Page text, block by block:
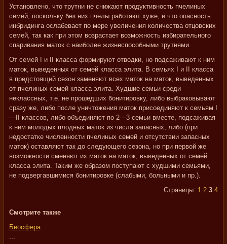
Установлено, что трутни не снижают продуктивность пчелиных
семей, поскольку без них пчелы работают хуже, и что опасность
инбридинга ослабевает по мере увеличения количества отцовских
семей, так как при этом возрастает возможность избирательного
спаривания маток с наиболее жизнеспособными трутнями.
От семей I и II класса формируют отводки, но подсаживают к ним
маток, выведенных от семей класса элита. В семьях I и II класса
в предстоящий сезон заменяют всех маток на маток, выведенных
от пчелиных семей класса элита. Худшие семьи среди
неклассных, т.е. не прошедших бонитировку, либо выбраковывают
сразу же, либо после уничтожения маток присоединяют к семьям I
—II классов, либо объединяют по 2—3 семьи вместе, подсаживая
к ним молодых плодных маток из числа запасных, либо (при
недостатке численности пчелиных семей и отсутствии запасных
маток) оставляют так до следующего сезона, но при первой же
возможности сменяют их маток на маток, выведенных от семей
класса элита. Таким же образом поступают с худшими семьями,
не подвергавшимися бонитировке (слабыми, больными и пр.).
Страницы: 1 2 3 4
Смотрите также
Биосфера